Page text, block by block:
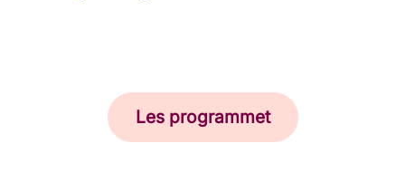
Les programmet